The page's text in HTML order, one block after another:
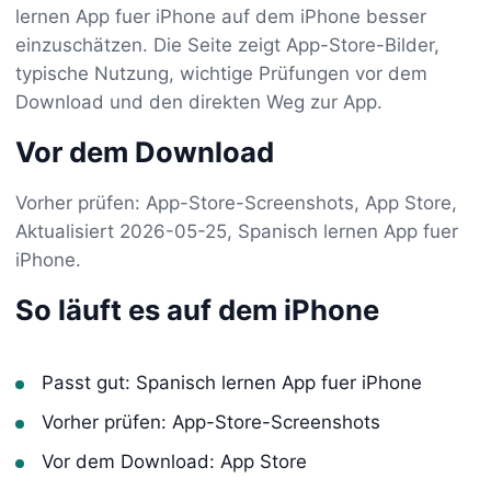
lernen App fuer iPhone auf dem iPhone besser
einzuschätzen. Die Seite zeigt App-Store-Bilder,
typische Nutzung, wichtige Prüfungen vor dem
Download und den direkten Weg zur App.
Vor dem Download
Vorher prüfen: App-Store-Screenshots, App Store,
Aktualisiert 2026-05-25, Spanisch lernen App fuer
iPhone.
So läuft es auf dem iPhone
Passt gut: Spanisch lernen App fuer iPhone
Vorher prüfen: App-Store-Screenshots
Vor dem Download: App Store